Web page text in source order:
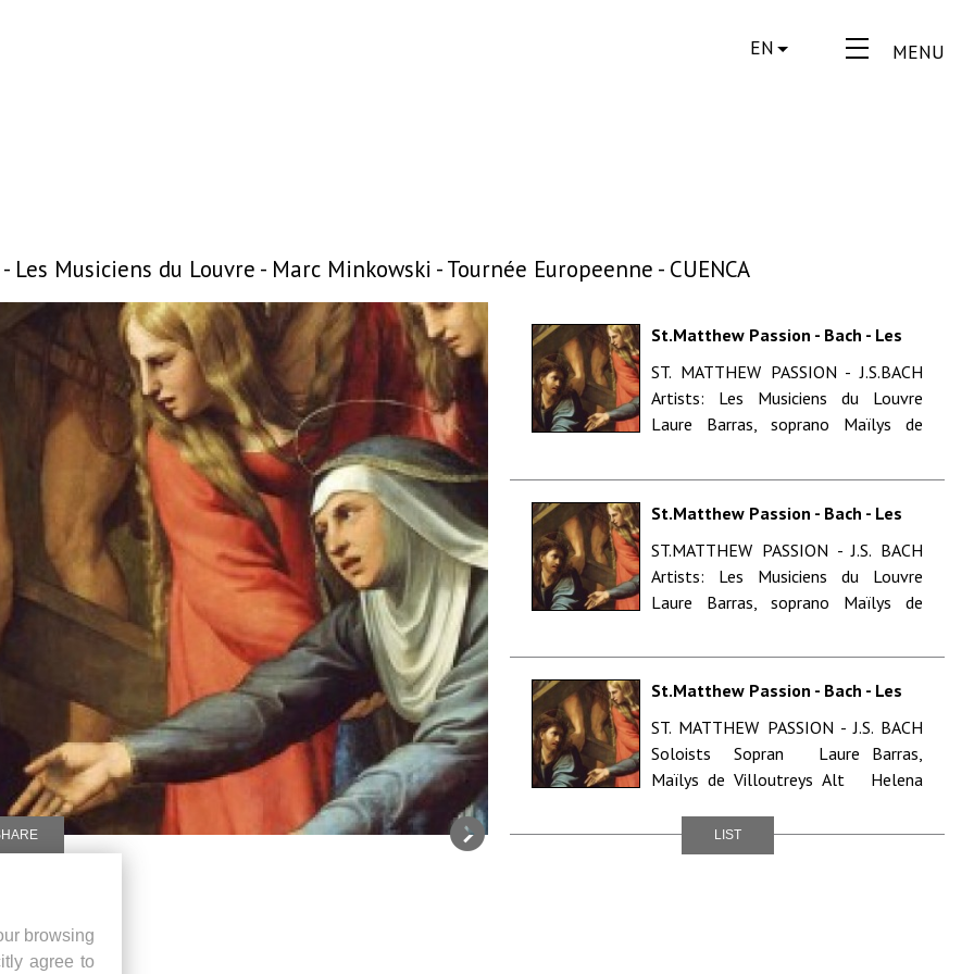
MENU
EN
Les Musiciens du Louvre - Marc Minkowski - Tournée Europeenne - CUENCA
St.Matthew Passion - Bach - Les
Minkowski - Tournée Europeenne -
MURCIA
ST. MATTHEW PASSION - J.S.BACH
Artists: Les Musiciens du Louvre
Laure Barras, soprano Maïlys de
St.Matthew Passion - Bach - Les
Minkowski - Tournée Europeenne -
OVIEDO
ST.MATTHEW PASSION - J.S. BACH
Artists: Les Musiciens du Louvre
Laure Barras, soprano Maïlys de
St.Matthew Passion - Bach - Les
Minkowski - Tournée Europeenne -
ZARAGOZA
ST. MATTHEW PASSION - J.S. BACH
Soloists Sopran Laure Barras,
Maïlys de Villoutreys Alt Helena
LIST
browsing
agree to